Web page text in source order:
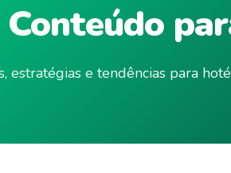
Conteúdo
estratégias e tendências para